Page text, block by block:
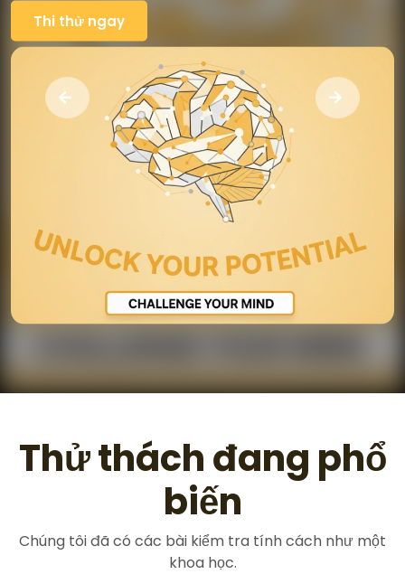
Thi thử ngay
Thử thách đang phổ
biến
Chúng tôi đã có các bài kiểm tra tính cách như một
khoa học.